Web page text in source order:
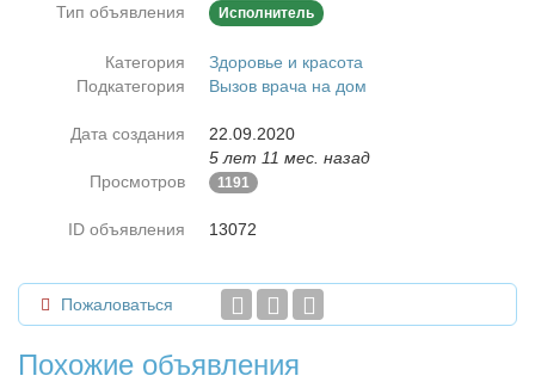
Тип объявления Исполнитель
Категория
Здоровье и красота
Подкатегория
Вызов врача на дом
Дата создания
22.09.2020
5 лет 11 мес. назад
Просмотров
1191
ID объявления 13072
Пожаловаться
Похожие объявления